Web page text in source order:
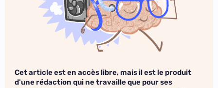
Cet article est en accès libre, mais il est le produit
d'une rédaction qui ne travaille que pour ses